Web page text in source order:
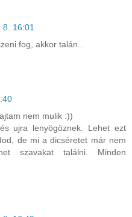
16:01
fog, akkor talán..
nem mulik :))
ujra lenyögöznek. Lehet ezt
de mi a dicséretet már nem
szavakat találni. Minden